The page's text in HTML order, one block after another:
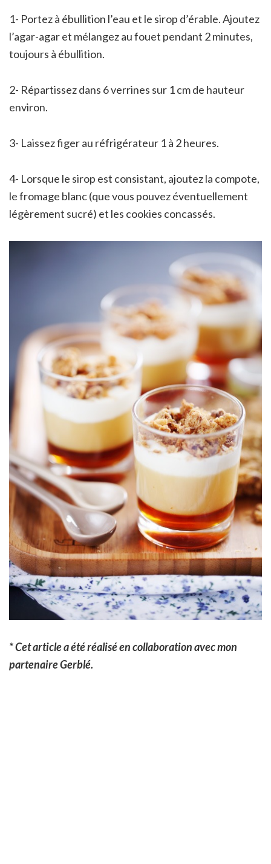
1- Portez à ébullition l’eau et le sirop d’érable. Ajoutez
l’agar-agar et mélangez au fouet pendant 2 minutes,
toujours à ébullition.
2- Répartissez dans 6 verrines sur 1 cm de hauteur
environ.
3- Laissez figer au réfrigérateur 1 à 2 heures.
4- Lorsque le sirop est consistant, ajoutez la compote,
le fromage blanc (que vous pouvez éventuellement
légèrement sucré) et les cookies concassés.
* Cet article a été réalisé en collaboration avec mon
partenaire Gerblé.